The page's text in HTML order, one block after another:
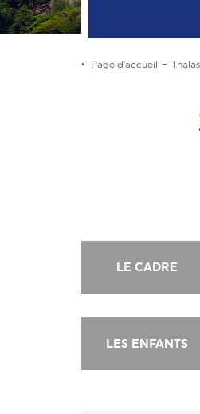
Page d'accueil
LE CADRE
LES ENFANTS